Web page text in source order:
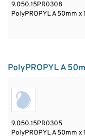
9.050.15PR0308
PolyPROPYL A 50mm
PolyPROPYL A
9.050.15PR0305
PolyPROPYL A 50mm